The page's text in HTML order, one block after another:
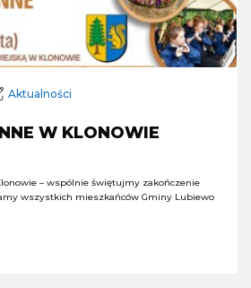
Aktualności
W KLONOWIE
– wspólnie świętujmy zakończenie
wszystkich mieszkańców Gminy Lubiewo